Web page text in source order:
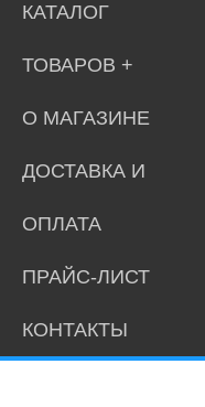
КАТАЛОГ
ТОВАРОВ
О МАГАЗИНЕ
ДОСТАВКА И
ОПЛАТА
ПРАЙС-ЛИСТ
КОНТАКТЫ